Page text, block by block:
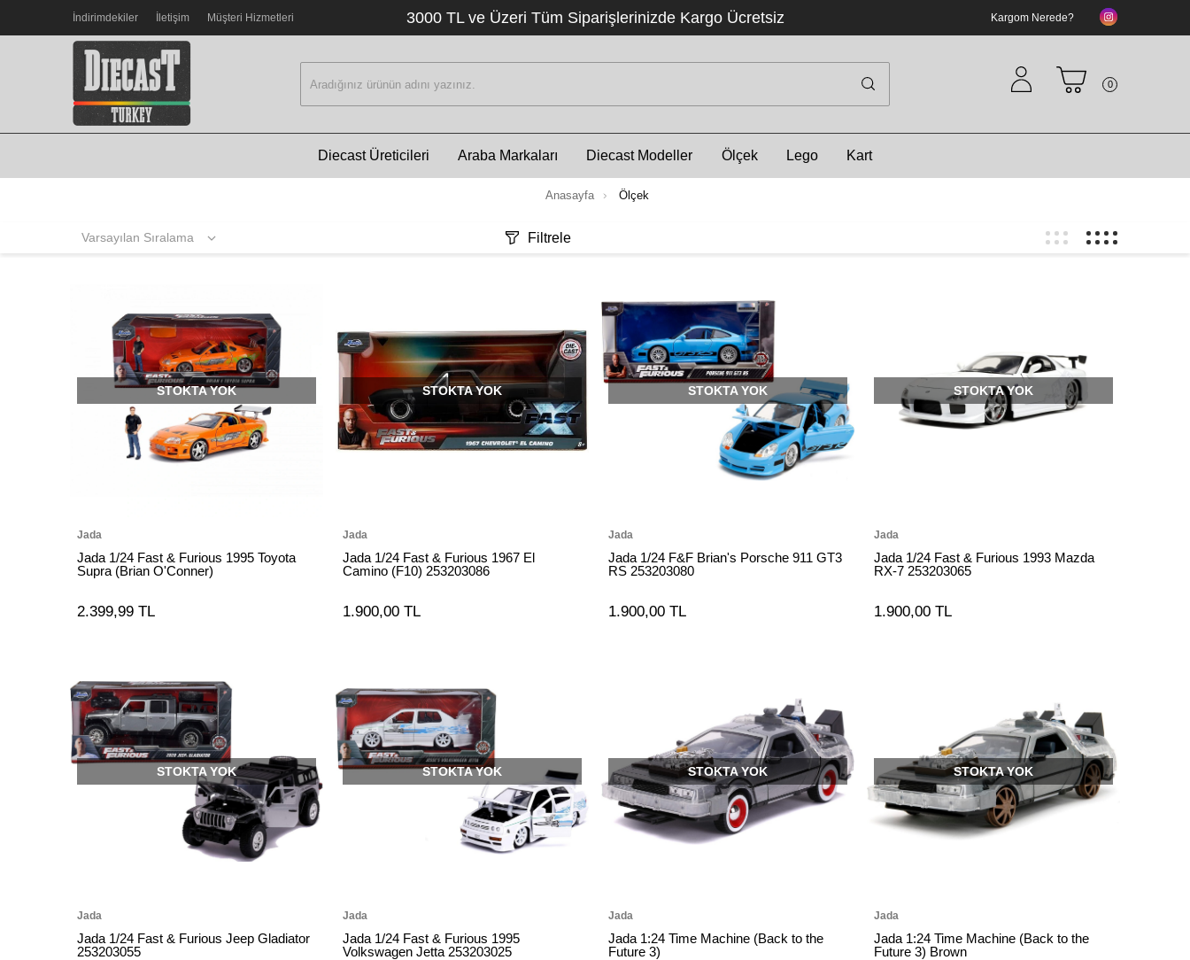
İndirimdekiler İletişim Müşteri Hizmetleri 3000 TL ve Üzeri Tüm Siparişlerinizde Kargo Ücretsiz Kargom Nerede?
0
Diecast Üreticileri Araba Markaları Diecast Modeller Ölçek Lego Kart
Anasayfa Ölçek
Filtrele
STOKTA YOK
Jada
Jada 1/24 Fast & Furious 1995 Toyota
Supra (Brian O'Conner)
2.399,99 TL
STOKTA YOK
Jada
Jada 1/24 Fast & Furious 1967 El
Camino (F10) 253203086
1.900,00 TL
STOKTA YOK
Jada
Jada 1/24 F&F Brian's Porsche 911 GT3
RS 253203080
1.900,00 TL
STOKTA YOK
Jada
Jada 1/24 Fast & Furious 1993 Mazda
RX-7 253203065
1.900,00 TL
STOKTA YOK
Jada
Jada 1/24 Fast & Furious Jeep Gladiator
253203055
STOKTA YOK
Jada
Jada 1/24 Fast & Furious 1995
Volkswagen Jetta 253203025
STOKTA YOK
Jada
Jada 1:24 Time Machine (Back to the
Future 3)
STOKTA YOK
Jada
Jada 1:24 Time Machine (Back to the
Future 3) Brown